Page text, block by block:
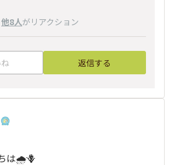
他8人がリアクション
返信する
は🌧️🪻